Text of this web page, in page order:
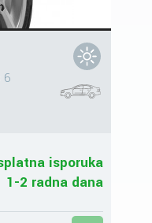
6
isporuka
1-2 radna dana